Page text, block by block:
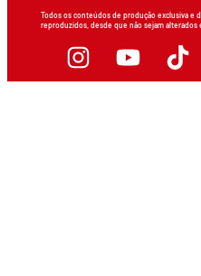
Todos os conteúdos de produção exclusiva e
reproduzidos, desde que não sejam